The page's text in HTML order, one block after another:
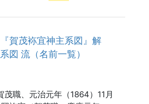
『賀茂袮宜神主系図』解
図 流（名前一覧）
茂職、元治元年（1864）11月